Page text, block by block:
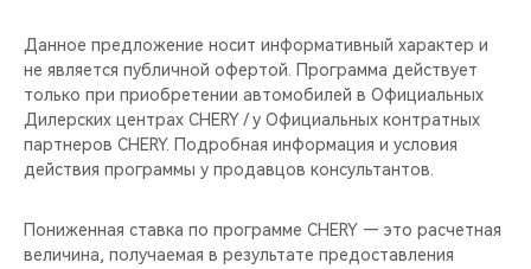
Данное предложение носит информативный характер и
не является публичной офертой. Программа действует
только при приобретении автомобилей в Официальных
Дилерских центрах CHERY / у Официальных контратных
партнеров CHERY. Подробная информация и условия
действия программы у продавцов консультантов.
Пониженная ставка по программе CHERY — это расчетная
величина, получаемая в результате предоставления